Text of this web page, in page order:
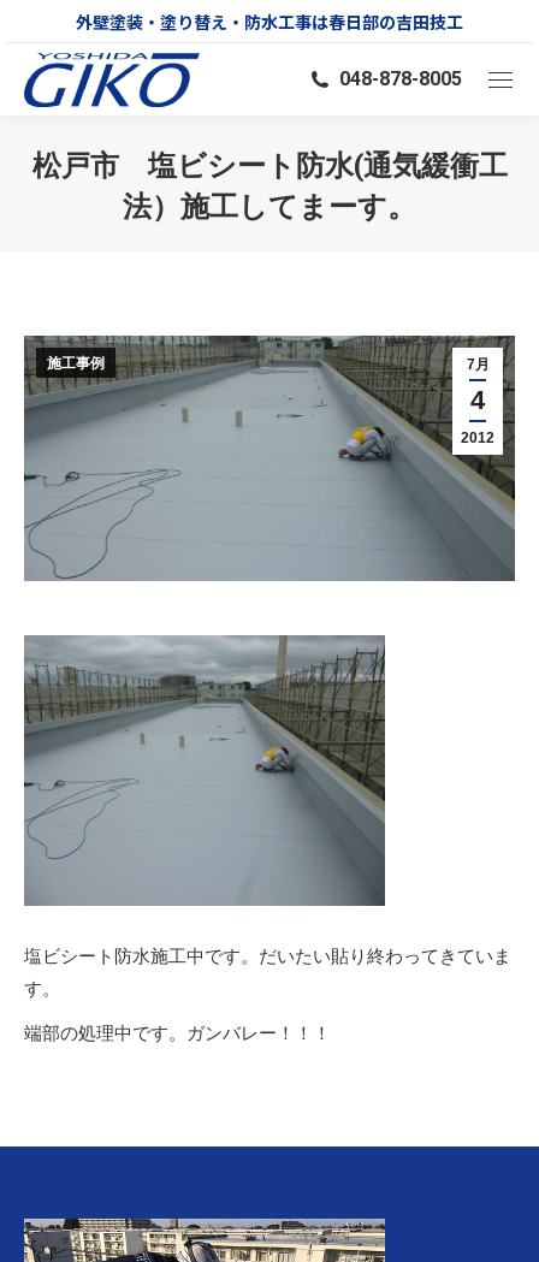
外壁塗装・塗り替え・防水工事は春日部の吉田技工
048-878-8005
松戸市 塩ビシート防水(通気緩衝工
法）施工してまーす。
7月
4
2012
施工事例
塩ビシート防水施工中です。だいたい貼り終わってきていま
す。
端部の処理中です。ガンバレー！！！